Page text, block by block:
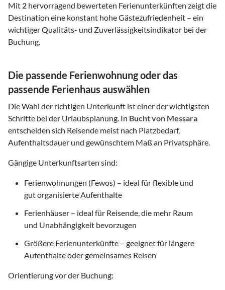
Mit 2 hervorragend bewerteten Ferienunterkünften zeigt die
Destination eine konstant hohe Gästezufriedenheit – ein
wichtiger Qualitäts- und Zuverlässigkeitsindikator bei der
Buchung.
Die passende Ferienwohnung oder das
passende Ferienhaus auswählen
Die Wahl der richtigen Unterkunft ist einer der wichtigsten
Schritte bei der Urlaubsplanung. In Bucht von Messara
entscheiden sich Reisende meist nach Platzbedarf,
Aufenthaltsdauer und gewünschtem Maß an Privatsphäre.
Gängige Unterkunftsarten sind:
Ferienwohnungen (Fewos) – ideal für flexible und
gut organisierte Aufenthalte
Ferienhäuser – ideal für Reisende, die mehr Raum
und Unabhängigkeit bevorzugen
Größere Ferienunterkünfte – geeignet für längere
Aufenthalte oder gemeinsames Reisen
Orientierung vor der Buchung: